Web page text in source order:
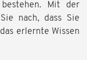
bestehen. Mit der
nach, dass Sie
erlernte Wissen